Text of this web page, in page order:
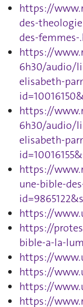
https://
des-
des-
https://
6h30/audio/
elisabeth-
https://
6h30/audio/
elisabeth-
https://
une-bible-
https://
https://
bible-a-la-
https://
https://
https://
https://